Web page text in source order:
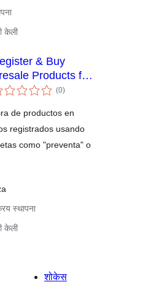
केली
& Buy
Products for
(0एकूण
मूल्यांकन
)
de productos en
registrados usando
como "preventa" o
स्थापना
केली
शोकेस